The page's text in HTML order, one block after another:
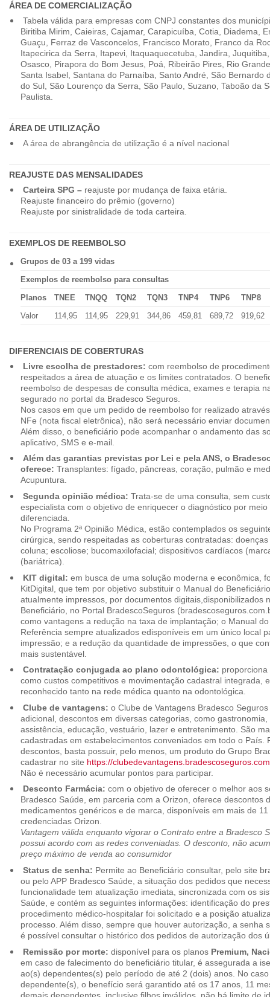
ÁREA DE COMERCIALIZAÇÃO
Tabela válida para empresas com CNPJ constantes dos
Biritiba Mirim, Caieiras, Cajamar, Carapicuíba, Cotia, Diadema,
Guaçu, Ferraz de Vasconcelos, Francisco Morato, Franco da
Itapecirica da Serra, Itapevi, Itaquaquecetuba, Jandira,
Osasco, Pirapora do Bom Jesus, Poá, Ribeirão Pires, Rio
Santa Isabel, Santana do Parnaíba, Santo André, São Bernardo
do Sul, São Lourenço da Serra, São Paulo, Suzano, Taboão da
Paulista.
ÁREA DE UTILIZAÇÃO
A área de abrangência de utilização é a nível nacional
REAJUSTE DAS MENSALIDADES
Carteira SPG –reajuste por mudança de faixa etária.
Reajuste financeiro do prêmio (governo)
Reajuste por sinistralidade de toda carteira.
EXEMPLOS DE REEMBOLSO
Grupos de 03 a 199 vidas
Exemplos de reembolso para consultas
Planos
TNEE TNQQ TQN2 TQN3 TNP4 TNP6
TNP8
Valor
114,95 114,95 229,91 344,86 459,81 689,72 919,62
DIFERENCIAIS DE COBERTURAS
Livre escolha de prestadores: com reembolso de
respeitados a área de atuação e os limites contratados. O
reembolso de despesas de consulta médica, exames e terapia
segurado no portal da Bradesco Seguros.
Nos casos em que um pedido de reembolso for realizado
NFe (nota fiscal eletrônica), não será necessário enviar
Além disso, o beneficiário pode acompanhar o andamento das
aplicativo, SMS e e-mail.
Além das garantias previstas por Lei e pela ANS, o
oferece: Transplantes: fígado, pâncreas, coração, pulmão e
Acupuntura.
Segunda opinião médica: Trata-se de uma consulta, sem
especialista com o objetivo de enriquecer o diagnóstico por
diferenciada.
No Programa 2ª Opinião Médica, estão contemplados os
cirúrgica, sendo respeitadas as coberturas contratadas:
coluna; escoliose; bucomaxilofacial; dispositivos cardíacos
(bariátrica).
KIT digital: em busca de uma solução moderna e econômica,
KitDigital, que tem por objetivo substituir o Manual do
atualmente impressos, por documentos digitais,disponibilizados
Beneficiário, no Portal BradescoSeguros
como vantagens a redução na taxa de implantação; o Manual
Referência sempre atualizados edisponíveis em um único local
impressão; e a redução da quantidade de impressões, o que
mais sustentável.
Contratação conjugada ao plano odontológica:
como custos competitivos e movimentação cadastral integrada,
reconhecido tanto na rede médica quanto na odontológica.
Clube de vantagens: o Clube de Vantagens Bradesco
adicional, descontos em diversas categorias, como
assistência, educação, vestuário, lazer e entretenimento. São
cadastradas em estabelecimentos conveniados em todo o País.
descontos, basta possuir, pelo menos, um produto do Grupo
cadastrar no site https://
Não é necessário acumular pontos para participar.
Desconto Farmácia: com o objetivo de oferecer o melhor aos
Bradesco Saúde, em parceria com a Orizon, oferece descontos
medicamentos genéricos e de marca, disponíveis em mais de
credenciadas Orizon.
Vantagem válida enquanto vigorar o Contrato entre a Bradesco
possui acordo com as redes conveniadas. O desconto, não
preço máximo de venda ao consumidor
Status de senha: Permite ao Beneficiário consultar, pelo site
ou pelo APP Bradesco Saúde, a situação dos pedidos que
funcionalidade tem atualização imediata, sincronizada com os
Saúde, e contém as seguintes informações: identificação do
procedimento médico-hospitalar foi solicitado e a posição
processo. Além disso, sempre que houver autorização, a senha
é possível consultar o histórico dos pedidos de autorização dos
Remissão por morte: disponível para os planos Premium,
em caso de falecimento do beneficiário titular, é assegurada a
ao(s) dependentes(s) pelo período de até 2 (dois) anos. No
dependente(s), o benefício será garantido até os 17 anos, 11
demais dependentes, inclusive filhos inválidos, não há limite de